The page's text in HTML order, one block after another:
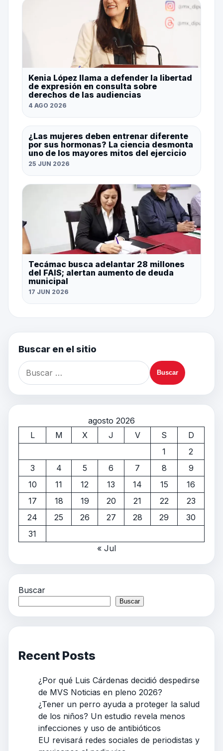
Kenia López llama a defender la libertad
de expresión en consulta sobre
derechos de las audiencias
4 AGO 2026
¿Las mujeres deben entrenar diferente
por sus hormonas? La ciencia desmonta
uno de los mayores mitos del ejercicio
25 JUN 2026
Tecámac busca adelantar 28 millones
del FAIS; alertan aumento de deuda
municipal
17 JUN 2026
Buscar en el sitio
agosto 2026
L
M X J V S
D
1
2
3
4 5 6 7 8
9
10
11 12 13 14 15
16
17
18 19 20 21 22
23
24
25 26 27 28 29
30
31
« Jul
Buscar
Buscar
Recent Posts
¿Por qué Luis Cárdenas decidió despedirse
de MVS Noticias en pleno 2026?
¿Tener un perro ayuda a proteger la salud
de los niños? Un estudio revela menos
infecciones y uso de antibióticos
EU revisará redes sociales de periodistas y